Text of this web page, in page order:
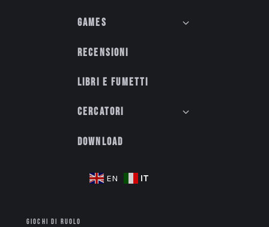
Games
Recensioni
Libri e fumetti
Cercatori
Download
EN IT
GIOCHI DI RUOLO